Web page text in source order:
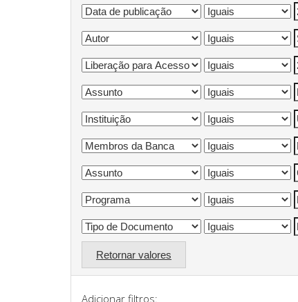
Retornar valores
Adicionar filtros: